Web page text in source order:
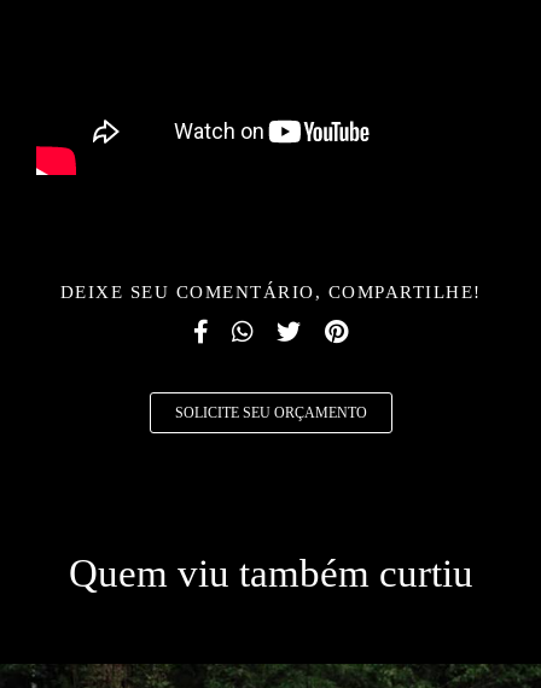
DEIXE SEU COMENTÁRIO, COMPARTILHE!
SOLICITE SEU ORÇAMENTO
Quem viu também curtiu